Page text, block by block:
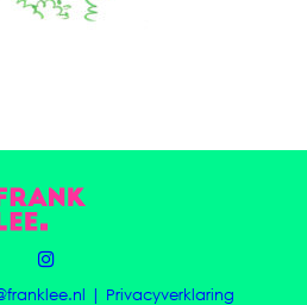
| Privacyverklaring